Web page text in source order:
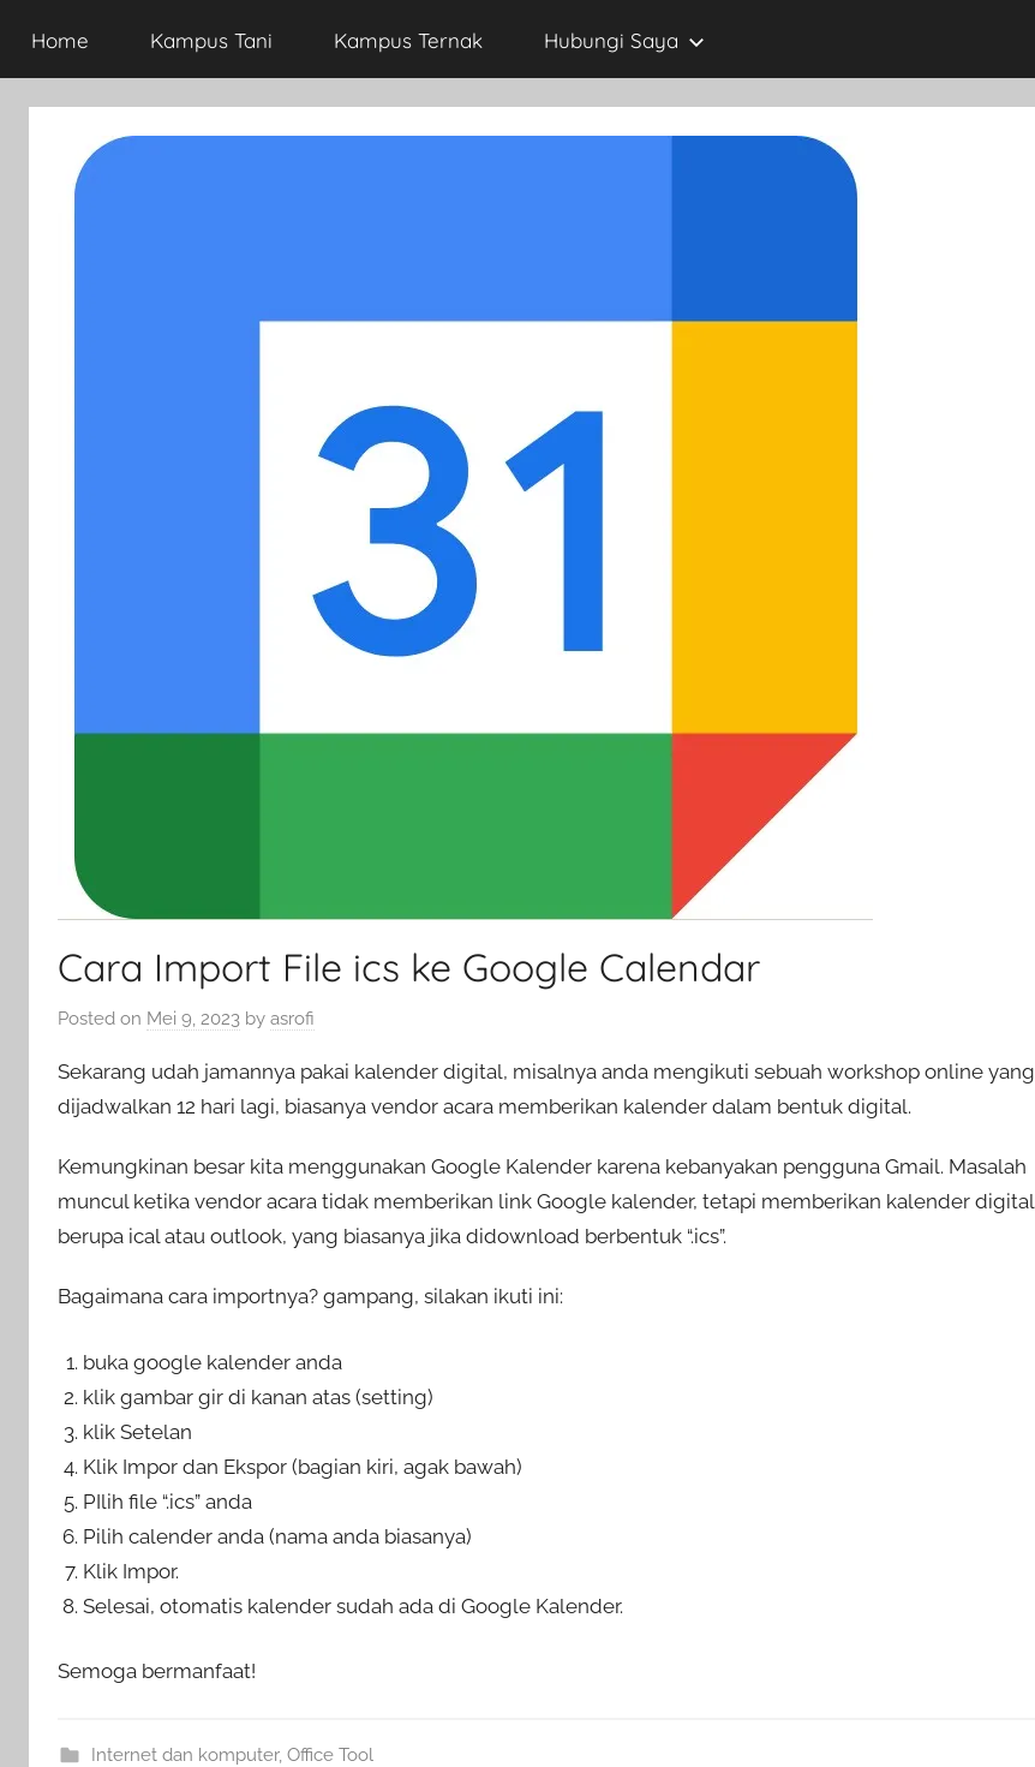
Home Kampus Tani Kampus Ternak Hubungi Saya
Cara Import File ics ke Google Calendar
Posted on Mei 9, 2023 by asrofi
Sekarang udah jamannya pakai kalender digital, misalnya anda mengikuti sebuah workshop online yang
dijadwalkan 12 hari lagi, biasanya vendor acara memberikan kalender dalam bentuk digital.
Kemungkinan besar kita menggunakan Google Kalender karena kebanyakan pengguna Gmail. Masalah
muncul ketika vendor acara tidak memberikan link Google kalender, tetapi memberikan kalender digital
berupa ical atau outlook, yang biasanya jika didownload berbentuk “.ics”.
Bagaimana cara importnya? gampang, silakan ikuti ini:
buka google kalender anda
klik gambar gir di kanan atas (setting)
klik Setelan
Klik Impor dan Ekspor (bagian kiri, agak bawah)
PIlih file “.ics” anda
Pilih calender anda (nama anda biasanya)
Klik Impor.
Selesai, otomatis kalender sudah ada di Google Kalender.
Semoga bermanfaat!
Internet dan komputer, Office Tool